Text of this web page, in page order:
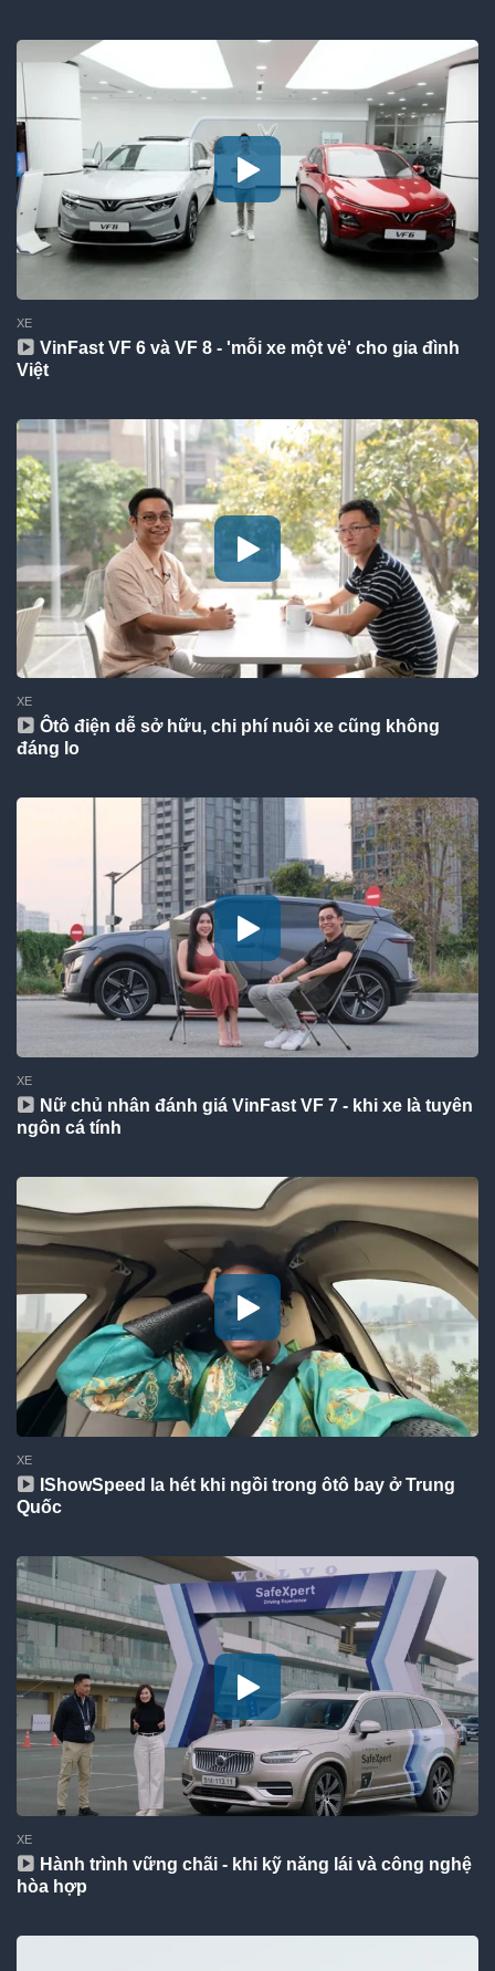
XE
VinFast VF 6 và VF 8 - 'mỗi xe một vẻ' cho gia đình
Việt
XE
Ôtô điện dễ sở hữu, chi phí nuôi xe cũng không
đáng lo
XE
Nữ chủ nhân đánh giá VinFast VF 7 - khi xe là tuyên
ngôn cá tính
XE
IShowSpeed la hét khi ngồi trong ôtô bay ở Trung
Quốc
XE
Hành trình vững chãi - khi kỹ năng lái và công nghệ
hòa hợp